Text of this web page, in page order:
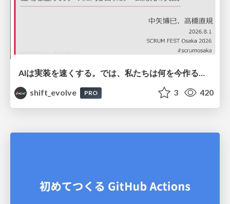
AIは実装を速くする。では、私たちは何を今作るべきか？－立場を越えてリリースに向き合ったチーム開発の実践 / 20260801 Hiromi Nakaya and Naoki Takahashi
shift_evolve
PRO 3 420